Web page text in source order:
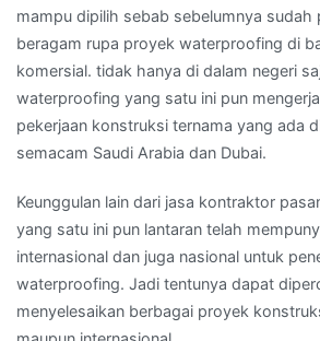
mampu dipilih sebab sebelumnya sudah
beragam rupa proyek waterproofing di
komersial. tidak hanya di dalam negeri
waterproofing yang satu ini pun
pekerjaan konstruksi ternama yang ada
semacam Saudi Arabia dan Dubai.
Keunggulan lain dari jasa kontraktor
yang satu ini pun lantaran telah
internasional dan juga nasional untuk
waterproofing. Jadi tentunya dapat
menyelesaikan berbagai proyek